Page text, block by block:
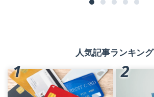
人気記事ランキング
1 2